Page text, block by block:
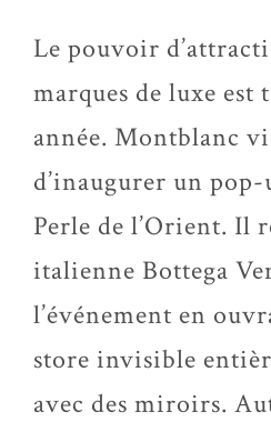
Le pouvoir
marques de luxe est
année. Montblanc
d’inaugurer un
Perle de l’Orient. Il
italienne Bottega
l’événement en
store invisible
avec des miroirs.